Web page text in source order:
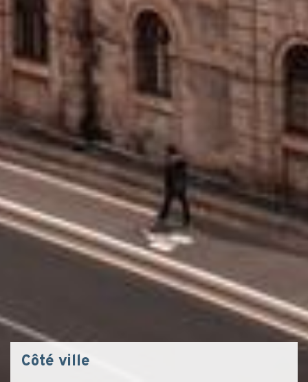
Côté ville